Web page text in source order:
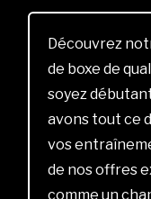
Découvrez
de boxe de
soyez
avons tout ce
vos
de nos offres
comme un